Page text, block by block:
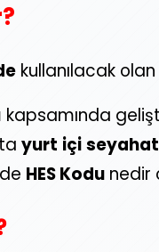
kullanılacak olan
kapsamında
yurt içi
HES Kodu nedir